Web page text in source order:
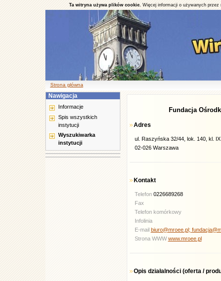
Ta witryna używa plików cookie. Więcej informacji o używanych
Strona główna
Nawigacja
Informacje
Spis wszystkich
instytucji
Wyszukiwarka
instytucji
Fundacja
Adres
ul. Raszyńska 32/44, lok. 140, kl.
02-026 Warszawa
Kontakt
Telefon0226689268
Fax
Telefon komórkowy
Infolinia
E-mail biuro@mroee.pl;
Strona WWW www.mroee.pl
Opis działalności (oferta /